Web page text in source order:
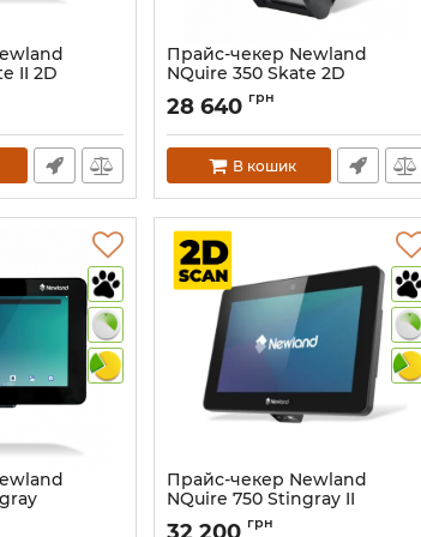
II 2D
SL) (Android
/ 64 ГБ,
USB , Micro
4G)
Прайс-чекер Newland
NQuire 350 Skate 2D
(NQUIRE351PRW-7C)
Артикул:623
28 640 грн
В кошик
Прайс-чекер Newland
NQuire 750 Stingray II
(NQUIRE700-W4-SL) (Android
грн